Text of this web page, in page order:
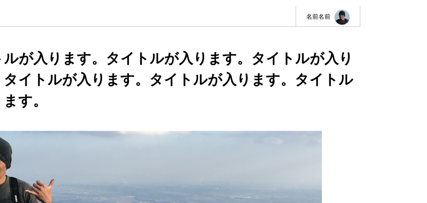
名前名前
が入ります。タイトルが入ります。タイトルが入り
イトルが入ります。タイトルが入ります。タイトル
す。